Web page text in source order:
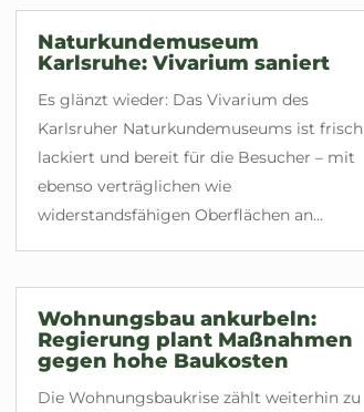
Naturkundemuseum
Karlsruhe: Vivarium saniert
Es glänzt wieder: Das Vivarium des
Karlsruher Naturkundemuseums ist frisch
lackiert und bereit für die Besucher – mit
ebenso verträglichen wie
widerstandsfähigen Oberflächen an...
Wohnungsbau ankurbeln:
Regierung plant Maßnahmen
gegen hohe Baukosten
Die Wohnungsbaukrise zählt weiterhin zu